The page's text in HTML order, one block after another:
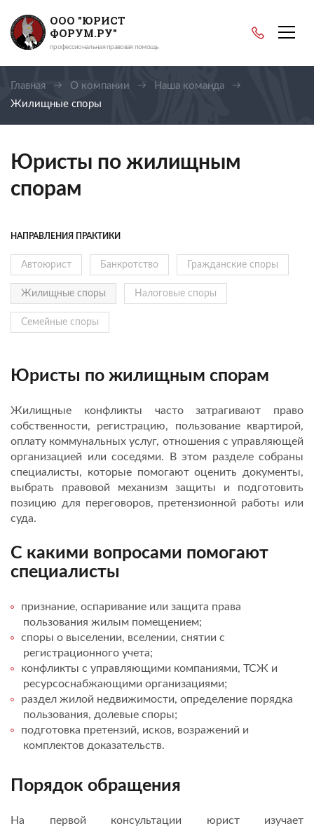
ООО "ЮРИСТ
ФОРУМ.РУ"
профессиональная правовая помощь
Главная О компании
Наша команда
Жилищные споры
Юристы по жилищным
спорам
НАПРАВЛЕНИЯ ПРАКТИКИ
Автоюрист Банкротство Гражданские споры
Жилищные споры Налоговые споры
Семейные споры
Юристы по жилищным спорам
Жилищные конфликты часто затрагивают право
собственности, регистрацию, пользование квартирой,
оплату коммунальных услуг, отношения с управляющей
организацией или соседями. В этом разделе собраны
специалисты, которые помогают оценить документы,
выбрать правовой механизм защиты и подготовить
позицию для переговоров, претензионной работы или
суда.
С какими вопросами помогают
специалисты
признание, оспаривание или защита права
пользования жилым помещением;
споры о выселении, вселении, снятии с
регистрационного учета;
конфликты с управляющими компаниями, ТСЖ и
ресурсоснабжающими организациями;
раздел жилой недвижимости, определение порядка
пользования, долевые споры;
подготовка претензий, исков, возражений и
комплектов доказательств.
Порядок обращения
На первой консультации юрист изучает